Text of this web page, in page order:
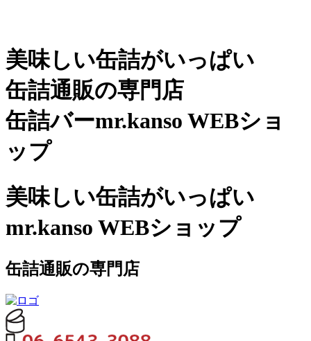
美味しい缶詰がいっぱい
缶詰通販の専門店
缶詰バーmr.kanso WEBショ
ップ
美味しい缶詰がいっぱい
mr.kanso WEBショップ
缶詰通販の専門店